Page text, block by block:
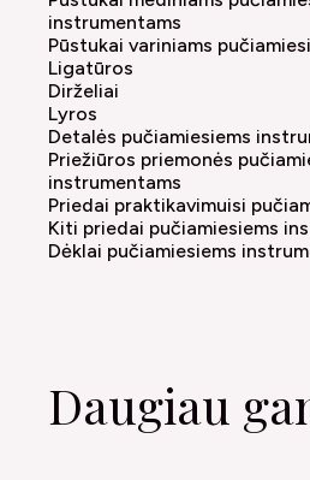
instrumentams
Pūstukai variniams
Ligatūros
Dirželiai
Lyros
Detalės pučiamiesiems
Priežiūros priemonės
instrumentams
Priedai praktikavimuisi
Kiti priedai pučiamiesiems
Dėklai pučiamiesiems
Daugiau